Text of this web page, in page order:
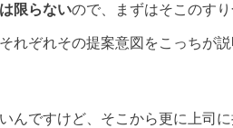
限らないので、まずはそこのす
れぞれその提案意図をこっちが
んですけど、そこから更に上司